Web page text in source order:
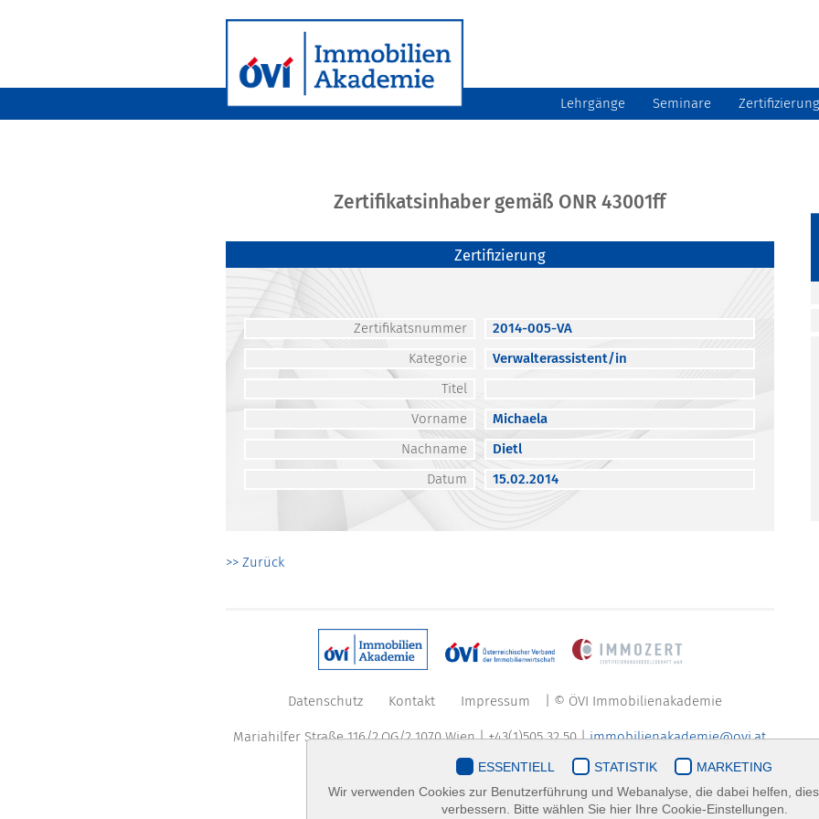
Lehrgänge Seminare Zertifizierung
Zertifikatsinhaber gemäß ONR 43001ff
Zertifizierung
Zertifikatsnummer
2014-005-VA
Kategorie
Verwalterassistent/in
Titel
Vorname
Michaela
Nachname
Dietl
Datum
15.02.2014
>> Zurück
Datenschutz Kontakt Impressum | © ÖVI Immobilienakademie
Mariahilfer Straße 116/2.OG/2 1070 Wien | +43(1)505 32 50 |immobilienakademie@ovi.at
ESSENTIELL STATISTIK
MARKETING
Wir verwenden Cookies zur Benutzerführung und Webanalyse, die dabei helfen,
verbessern. Bitte wählen Sie hier Ihre Cookie-Einstellungen.